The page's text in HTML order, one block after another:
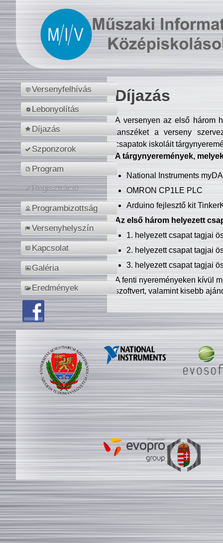
Versenyfelhívás
Lebonyolítás
Díjazás
Szponzorok
Program
Regisztráció
Programbizottság
Versenyhelyszín
Kapcsolat
Galéria
Eredmények
Díjazás
A versenyen az első három
tanszéket a verseny
csapatok iskoláit
A tárgynyeremények,
National Instruments
OMRON CP1LE PLC
Arduino fejlesztő kit
Az első három helyezett
1. helyezett csapat tagjai
2. helyezett csapat tagjai
3. helyezett csapat tagjai
A fenti nyereményeken kívül
szoftvert, valamint kisebb